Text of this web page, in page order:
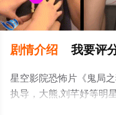
剧情介绍 我要评
星空影院恐怖片《鬼局
执导，大熊,刘芊妤等明
免费观看高清未删减完